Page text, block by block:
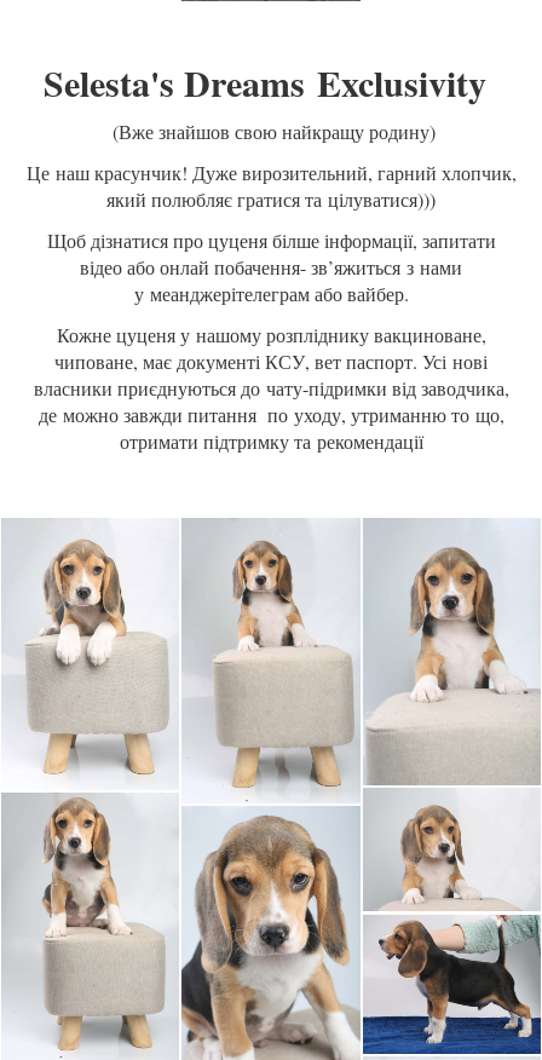
Selesta's Dreams Exclusivity
(Вже знайшов свою найкращу родину)
Це наш красунчик! Дуже вирозительний, гарний хлопчик,
який полюбляє гратися та цілуватися)))
Щоб дізнатися про цуценя білше інформації, запитати
відео або онлай побачення- зв’яжиться з нами
у меанджерітелеграм або вайбер.
Кожне цуценя у нашому розпліднику вакциноване,
чиповане, має документі КСУ, вет паспорт. Усі нові
власники приєднуються до чату-підримки від заводчика,
де можно завжди питання по уходу, утриманню то що,
отримати підтримку та рекомендації